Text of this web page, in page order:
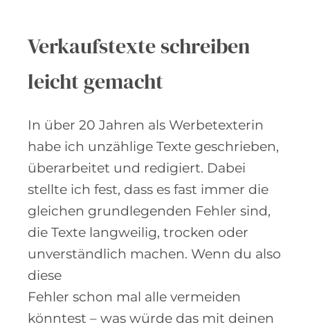
Verkaufstexte schreiben
leicht gemacht
In über 20 Jahren als Werbetexterin
habe ich unzählige Texte geschrieben,
überarbeitet und redigiert. Dabei
stellte ich fest, dass es fast immer die
gleichen grundlegenden Fehler sind,
die Texte langweilig, trocken oder
unverständlich machen. Wenn du also
diese
Fehler schon mal alle vermeiden
könntest – was würde das mit deinen